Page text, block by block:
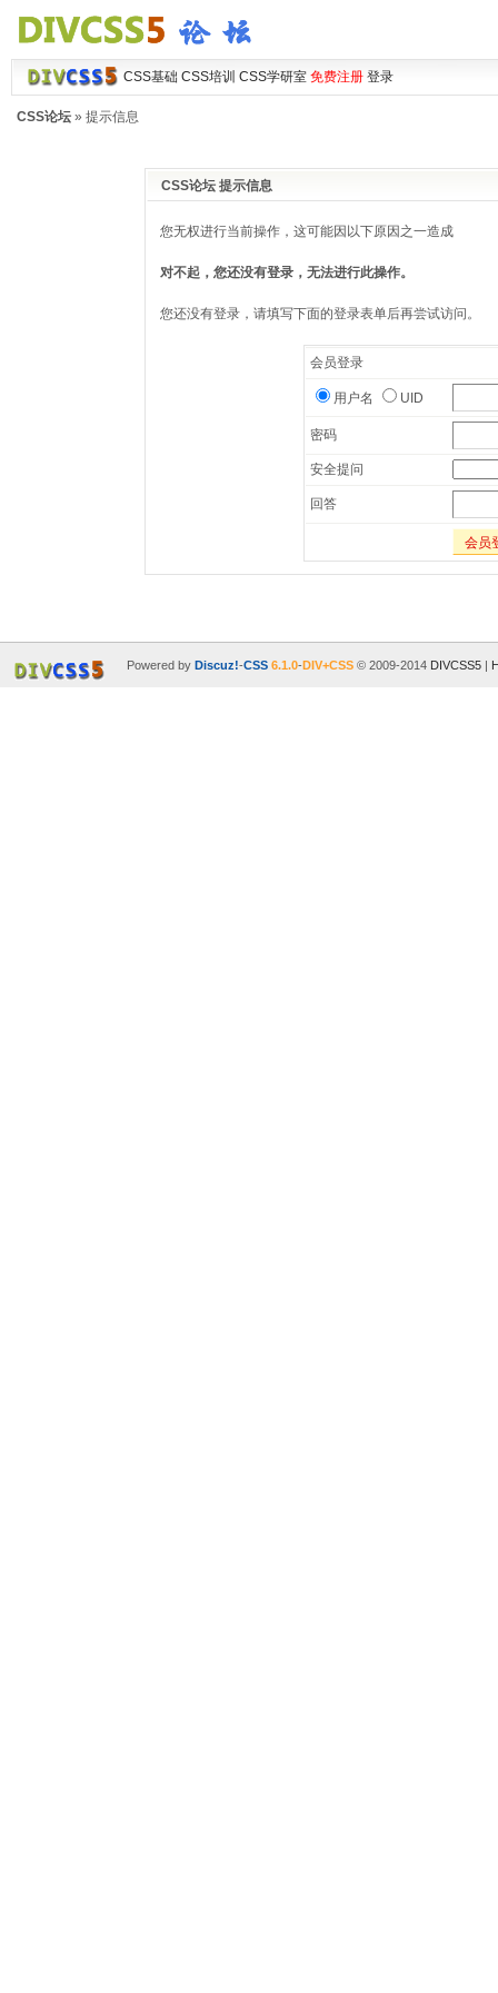
CSS基础 CSS培训 CSS学研室 免费注册 登录
CSS论坛» 提示信息
CSS论坛 提示信息
您无权进行当前操作，这可能因以下原因之一造成
对不起，您还没有登录，无法进行此操作。
您还没有登录，请填写下面的登录表单后再尝试访问。
会员登录
用户名 UID
密码
安全提问
回答
会员
Powered by Discuz!-CSS 6.1.0-DIV+CSS© 2009-2014 DIVCSS5|